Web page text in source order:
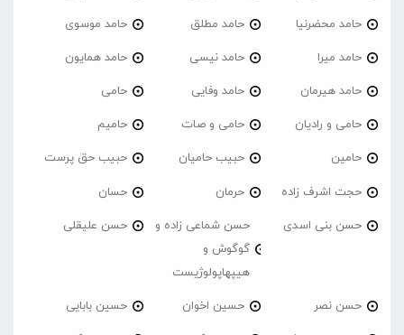
حامد محضرنیا حامد مطلق حامد موسوی
حامد میرا حامد نیسی حامد همایون
حامد هیرمان حامد وفایی حامی
حامی و رادیان حامی و صات حامیم
حامین حبیب حامیان حبیب حق پرست
حجت اشرف زاده حرمان حسان
حسن بنی اسدی
حسن شماعی زاده و
گوگوش و
هیپهاپولوژیست
حسن علیقلی
حسن نصر حسین اخوان حسین بابایی